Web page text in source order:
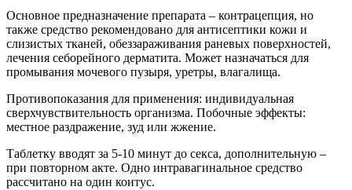
Основное предназначение препарата – контрацепция, но
также средство рекомендовано для антисептики кожи и
слизистых тканей, обеззараживания раневых поверхностей,
лечения себорейного дерматита. Может назначаться для
промывания мочевого пузыря, уретры, влагалища.
Противопоказания для применения: индивидуальная
сверхчувствительность организма. Побочные эффекты:
местное раздражение, зуд или жжение.
Таблетку вводят за 5-10 минут до секса, дополнительную –
при повторном акте. Одно интравагинальное средство
рассчитано на один коитус.